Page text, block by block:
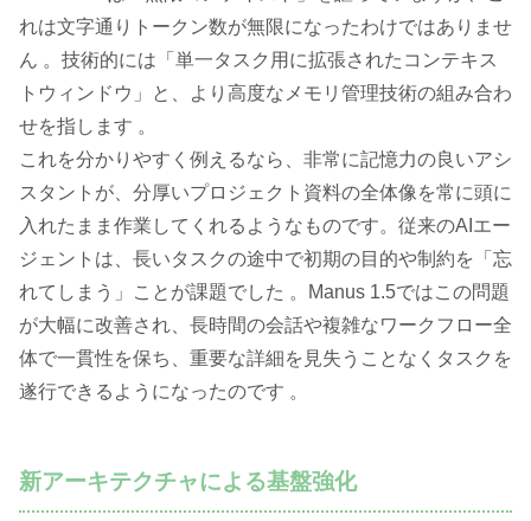
れは文字通りトークン数が無限になったわけではありませ
ん 。技術的には「単一タスク用に拡張されたコンテキス
トウィンドウ」と、より高度なメモリ管理技術の組み合わ
せを指します 。
これを分かりやすく例えるなら、非常に記憶力の良いアシ
スタントが、分厚いプロジェクト資料の全体像を常に頭に
入れたまま作業してくれるようなものです。従来のAIエー
ジェントは、長いタスクの途中で初期の目的や制約を「忘
れてしまう」ことが課題でした 。Manus 1.5ではこの問題
が大幅に改善され、長時間の会話や複雑なワークフロー全
体で一貫性を保ち、重要な詳細を見失うことなくタスクを
遂行できるようになったのです 。
新アーキテクチャによる基盤強化